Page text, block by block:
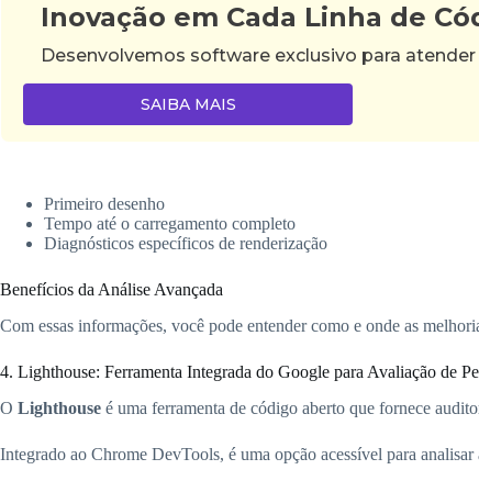
Inovação em Cada Linha de
Desenvolvemos software exclusivo para
SAIBA MAIS
Primeiro desenho
Tempo até o carregamento completo
Diagnósticos específicos de renderização
Benefícios da Análise Avançada
Com essas informações, você pode entender como e onde as
4. Lighthouse: Ferramenta Integrada do Google para Avaliação de
O Lighthouse é uma ferramenta de código aberto que fornece
Integrado ao Chrome DevTools, é uma opção acessível para